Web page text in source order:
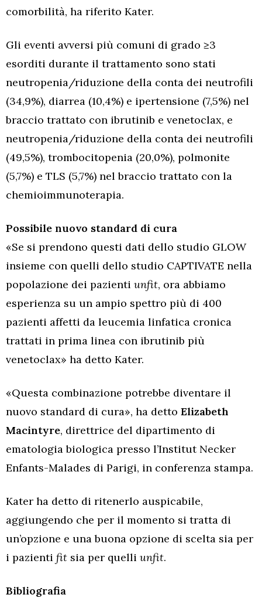
comorbilità, ha riferito Kater.
Gli eventi avversi più comuni di grado ≥3
esorditi durante il trattamento sono stati
neutropenia/riduzione della conta dei neutrofili
(34,9%), diarrea (10,4%) e ipertensione (7,5%) nel
braccio trattato con ibrutinib e venetoclax, e
neutropenia/riduzione della conta dei neutrofili
(49,5%), trombocitopenia (20,0%), polmonite
(5,7%) e TLS (5,7%) nel braccio trattato con la
chemioimmunoterapia.
Possibile nuovo standard di cura
«Se si prendono questi dati dello studio GLOW
insieme con quelli dello studio CAPTIVATE nella
popolazione dei pazienti unfit, ora abbiamo
esperienza su un ampio spettro più di 400
pazienti affetti da leucemia linfatica cronica
trattati in prima linea con ibrutinib più
venetoclax» ha detto Kater.
«Questa combinazione potrebbe diventare il
nuovo standard di cura», ha detto Elizabeth
Macintyre, direttrice del dipartimento di
ematologia biologica presso l’Institut Necker
Enfants-Malades di Parigi, in conferenza stampa.
Kater ha detto di ritenerlo auspicabile,
aggiungendo che per il momento si tratta di
un’opzione e una buona opzione di scelta sia per
i pazienti fit sia per quelli unfit.
Bibliografia